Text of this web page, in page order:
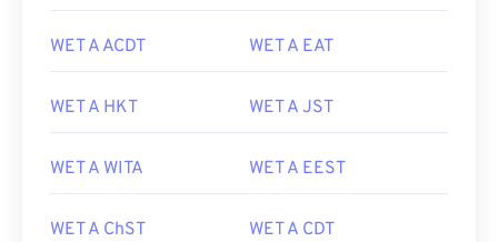
WET A ACDT WET A EAT
WET A HKT WET A JST
WET A WITA WET A EEST
WET A ChST WET A CDT